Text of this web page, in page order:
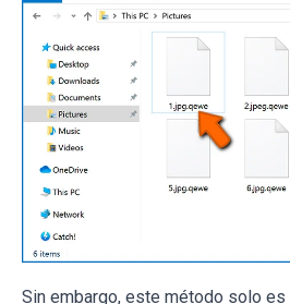
Sin embargo, este método solo